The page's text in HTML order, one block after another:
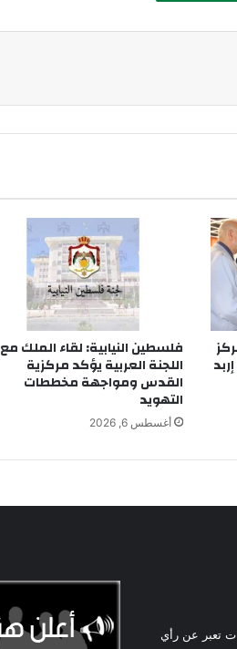
فلسطين النيابية: لقاء الملك مع
اللجنة العربية يؤكد مركزية
القدس ومواجهة مخططات
التهويد
أغسطس 6, 2026
تعبر عن رأي